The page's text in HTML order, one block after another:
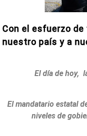
Con el esfuerzo
nuestro país y a
El día de hoy,
El mandatario estatal
niveles de